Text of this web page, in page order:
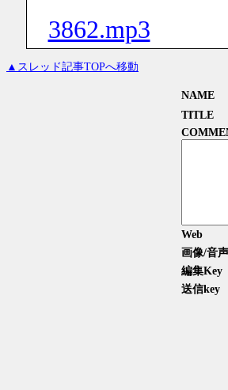
3862.mp3
▲スレッド記事TOPへ移動
NAME
TITLE
Web
画像/音声
編集Key
送信key